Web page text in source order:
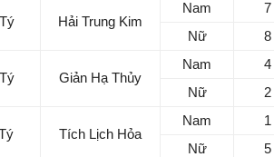
Hải Trung Kim
Nam 7
Nữ
8
Giản Hạ Thủy
Nam 4
Nữ
2
Tích Lịch Hỏa
Nam 1
Nữ
5